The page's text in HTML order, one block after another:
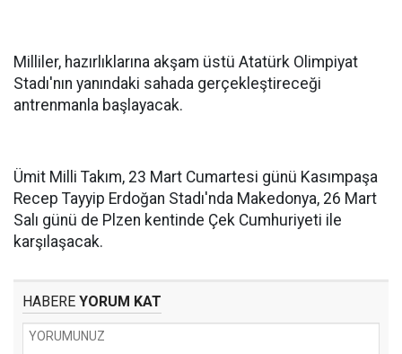
Milliler, hazırlıklarına akşam üstü Atatürk Olimpiyat
Stadı'nın yanındaki sahada gerçekleştireceği
antrenmanla başlayacak.
Ümit Milli Takım, 23 Mart Cumartesi günü Kasımpaşa
Recep Tayyip Erdoğan Stadı'nda Makedonya, 26 Mart
Salı günü de Plzen kentinde Çek Cumhuriyeti ile
karşılaşacak.
HABERE YORUM KAT